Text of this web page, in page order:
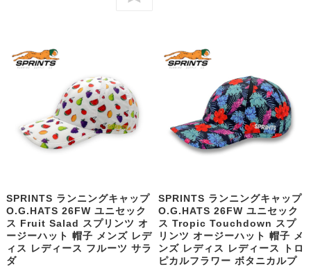
SPRINTS ランニングキャップ
O.G.HATS 26FW ユニセック
ス Fruit Salad スプリンツ オ
ージーハット 帽子 メンズ レデ
ィス レディース フルーツ サラ
ダ
SPRINTS ランニングキャップ
O.G.HATS 26FW ユニセック
ス Tropic Touchdown スプ
リンツ オージーハット 帽子 メ
ンズ レディス レディース トロ
ピカルフラワー ボタニカルプ